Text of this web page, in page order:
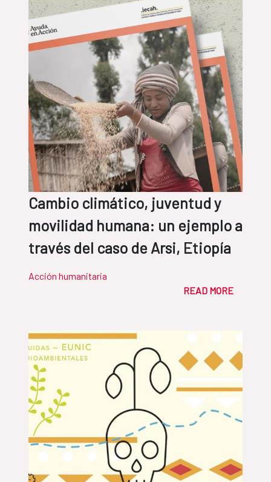
Cambio climático, juventud y
movilidad humana: un ejemplo a
través del caso de Arsi, Etiopía
Acción humanitaria
READ MORE